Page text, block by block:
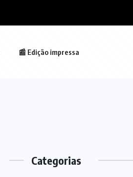
📰 Edição impressa
Categorias